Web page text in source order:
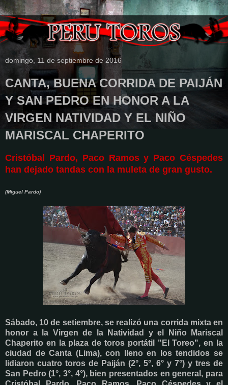
domingo, 11 de septiembre de 2016
CANTA, BUENA CORRIDA DE PAIJÁN
Y SAN PEDRO EN HONOR A LA
VIRGEN NATIVIDAD Y EL NIÑO
MARISCAL CHAPERITO
Cristóbal Pardo, Paco Ramos y Paco Céspedes
han dejado tandas con la muleta de gran gusto.
(Miguel Pardo)
Sábado, 10 de setiembre, se realizó una corrida mixta en
honor a la Virgen de la Natividad y el Niño Mariscal
Chaperito en la plaza de toros portátil "El Toreo", en la
ciudad de Canta (Lima), con lleno en los tendidos se
lidiaron cuatro toros de Paiján (2°, 5°, 6° y 7°) y tres de
San Pedro (1°, 3°, 4°), bien presentados en general, para